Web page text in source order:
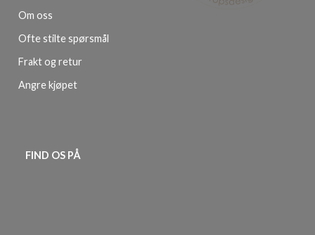
Om oss
Ofte stilte spørsmål
Frakt og retur
Angre kjøpet
FIND OS PÅ